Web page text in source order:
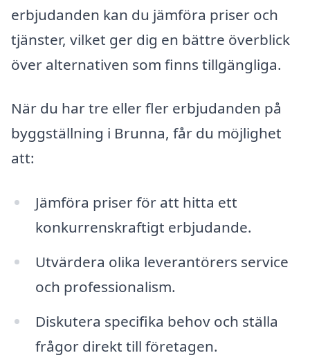
erbjudanden kan du jämföra priser och
tjänster, vilket ger dig en bättre överblick
över alternativen som finns tillgängliga.
När du har tre eller fler erbjudanden på
byggställning i Brunna, får du möjlighet
att:
Jämföra priser för att hitta ett
konkurrenskraftigt erbjudande.
Utvärdera olika leverantörers service
och professionalism.
Diskutera specifika behov och ställa
frågor direkt till företagen.